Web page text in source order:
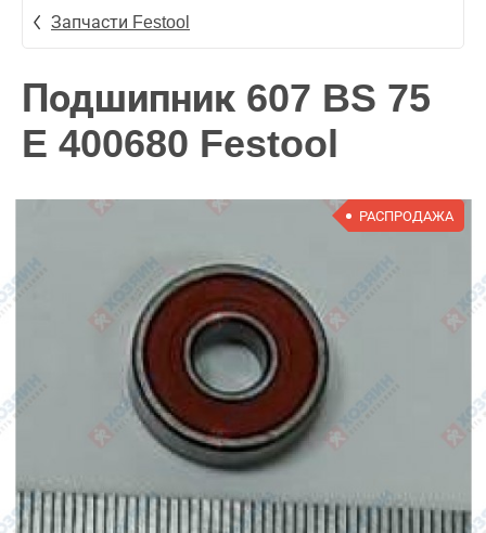
Запчасти Festool
Подшипник 607 BS 75
E 400680 Festool
РАСПРОДАЖА